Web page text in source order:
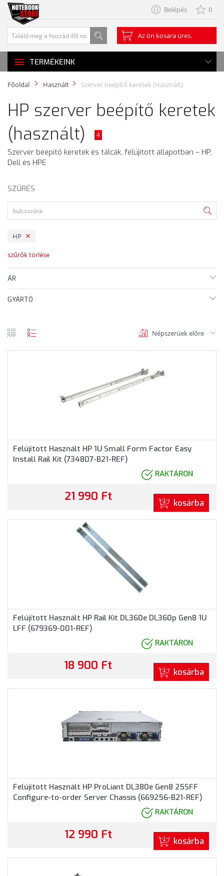
Belépés 0
Az ön kosara üres.
TERMÉKEINK
Főoldal Használt Szerver beépítő keretek (Használt)
HP szerver beépítő keretek
(használt)
4
Szerver beépítő keretek és tálcák, felújított állapotban – HP,
Dell és HPE
SZŰRÉS
HP
szűrők törlése
ÁR
GYÁRTÓ
Népszerüek előre
Felújított Használt HP 1U Small Form Factor Easy
Install Rail Kit (734807-B21-REF)
RAKTÁRON
21 990 Ft kosárba
Felújított Használt HP Rail Kit DL360e DL360p Gen8 1U
LFF (679369-001-REF)
RAKTÁRON
18 900 Ft kosárba
Felújított Használt HP ProLiant DL380e Gen8 25SFF
Configure-to-order Server Chassis (669256-B21-REF)
RAKTÁRON
12 990 Ft kosárba